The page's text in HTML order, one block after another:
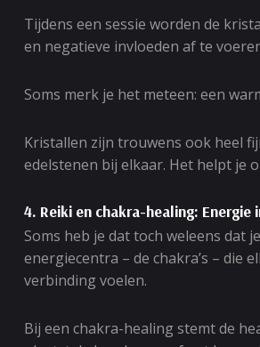
Tijdens een sessie worden de
en negatieve invloeden af te
Soms merk je het meteen: een
Kristallen zijn trouwens ook heel
edelstenen bij elkaar. Het helpt je
4. Reiki en chakra-healing: Energie
Soms heb je dat toch weleens dat
energiecentra – de chakra’s – die
verbinding voelen.
Bij een chakra-healing stemt de